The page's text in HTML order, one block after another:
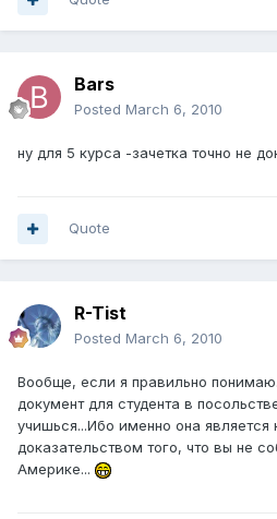
Bars
Posted March 6, 2010
ну для 5 курса -зачетка точно не
Quote
R-Tist
Posted March 6, 2010
Вообще, если я правильно
документ для студента в
учишься...Ибо именно она является
доказательством того, что вы не
Америке...